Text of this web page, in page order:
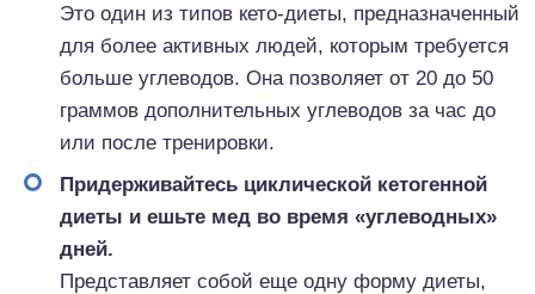
Это один из типов кето-диеты, предназначенный
для более активных людей, которым требуется
больше углеводов. Она позволяет от 20 до 50
граммов дополнительных углеводов за час до
или после тренировки.
Придерживайтесь циклической кетогенной
диеты и ешьте мед во время «углеводных»
дней.
Представляет собой еще одну форму диеты,